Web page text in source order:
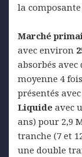
la composante
Marché
avec environ
absorbés avec
moyenne 4
présentés
Liquide avec
ans) pour 2,9
tranche (7 et
une double